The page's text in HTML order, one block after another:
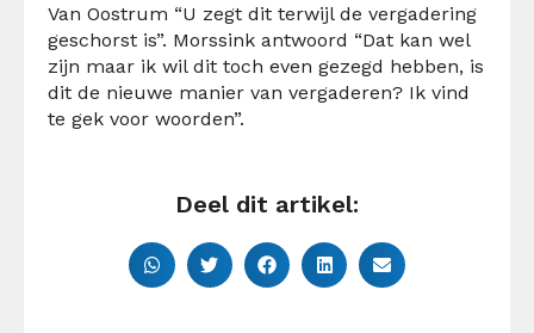
Van Oostrum “U zegt dit terwijl de vergadering
geschorst is”. Morssink antwoord “Dat kan wel
zijn maar ik wil dit toch even gezegd hebben, is
dit de nieuwe manier van vergaderen? Ik vind
te gek voor woorden”.
Deel dit artikel: